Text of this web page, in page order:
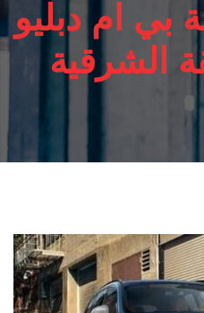
بي ام دبليو
الشرقية